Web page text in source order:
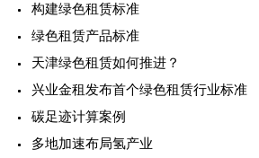
构建绿色租赁标准
绿色租赁产品标准
天津绿色租赁如何推进？
兴业金租发布首个绿色租赁行业标准
碳足迹计算案例
多地加速布局氢产业